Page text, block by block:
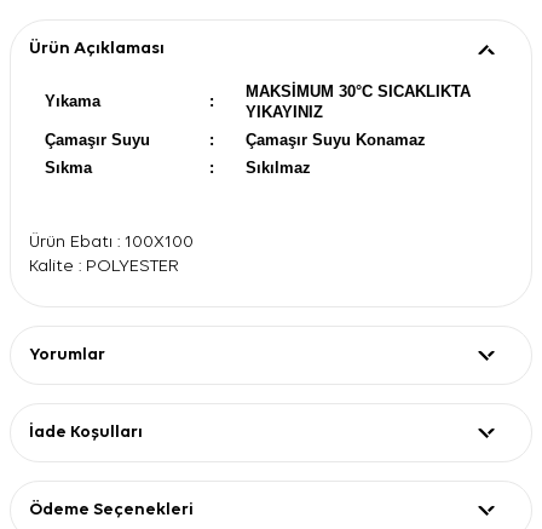
Ürün Açıklaması
Yıkama :
MAKSİMUM 30°C SICAKLIKTA
YIKAYINIZ
Çamaşır Suyu
:
Çamaşır Suyu Konamaz
Sıkma
: Sıkılmaz
Ürün Ebatı : 100X100
Kalite : POLYESTER
Yorumlar
İade Koşulları
Ödeme Seçenekleri